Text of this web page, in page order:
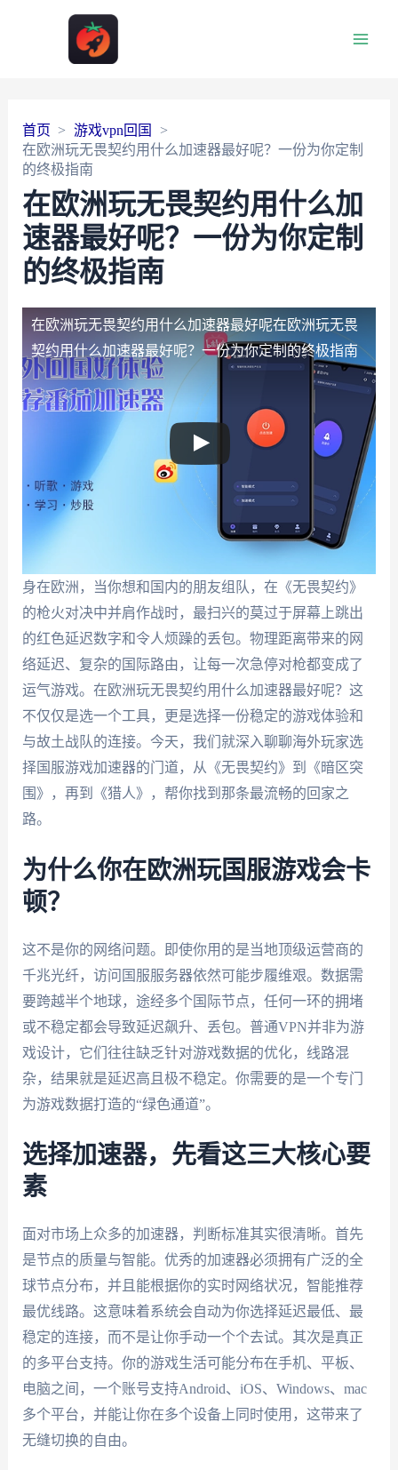
首页
游戏vpn回国
在欧洲玩无畏契约用什么加速器最好呢？一份为你定制
的终极指南
在欧洲玩无畏契约用什么加
速器最好呢？一份为你定制
的终极指南
在欧洲玩无畏契约用什么加速器最好呢在欧洲玩无畏
契约用什么加速器最好呢？一份为你定制的终极指南
身在欧洲，当你想和国内的朋友组队，在《无畏契约》
的枪火对决中并肩作战时，最扫兴的莫过于屏幕上跳出
的红色延迟数字和令人烦躁的丢包。物理距离带来的网
络延迟、复杂的国际路由，让每一次急停对枪都变成了
运气游戏。在欧洲玩无畏契约用什么加速器最好呢？这
不仅仅是选一个工具，更是选择一份稳定的游戏体验和
与故土战队的连接。今天，我们就深入聊聊海外玩家选
择国服游戏加速器的门道，从《无畏契约》到《暗区突
围》，再到《猎人》，帮你找到那条最流畅的回家之
路。
为什么你在欧洲玩国服游戏会卡
顿？
这不是你的网络问题。即使你用的是当地顶级运营商的
千兆光纤，访问国服服务器依然可能步履维艰。数据需
要跨越半个地球，途经多个国际节点，任何一环的拥堵
或不稳定都会导致延迟飙升、丢包。普通VPN并非为游
戏设计，它们往往缺乏针对游戏数据的优化，线路混
杂，结果就是延迟高且极不稳定。你需要的是一个专门
为游戏数据打造的“绿色通道”。
选择加速器，先看这三大核心要
素
面对市场上众多的加速器，判断标准其实很清晰。首先
是节点的质量与智能。优秀的加速器必须拥有广泛的全
球节点分布，并且能根据你的实时网络状况，智能推荐
最优线路。这意味着系统会自动为你选择延迟最低、最
稳定的连接，而不是让你手动一个个去试。其次是真正
的多平台支持。你的游戏生活可能分布在手机、平板、
电脑之间，一个账号支持Android、iOS、Windows、mac
多个平台，并能让你在多个设备上同时使用，这带来了
无缝切换的自由。